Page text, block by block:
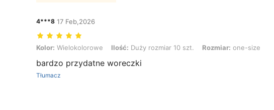
4***8 17 Feb,2026
Kolor: Wielokolorowe, Ilość: Duży rozmiar 10 szt., Rozmiar: one-size
Kolor: Wielokolorowe Ilość: Duży rozmiar 10 szt. Rozmiar: one-size
bardzo przydatne woreczki
Tłumacz